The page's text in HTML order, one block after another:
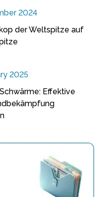
2024
der Weltspitze auf
2025
Effektive